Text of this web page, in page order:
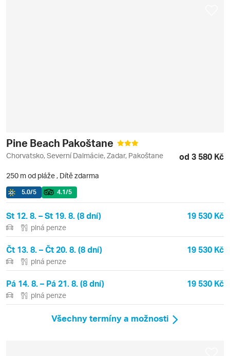
Pine Beach Pakoštane
Chorvatsko, Severní Dalmácie, Zadar, Pakoštane od 3 580 Kč
250 m od pláže , Dítě zdarma
5.0/5 4.1/5
St 12. 8. – St 19. 8. (8 dní) 19 530 Kč
plná penze
Čt 13. 8. – Čt 20. 8. (8 dní) 19 530 Kč
plná penze
Pá 14. 8. – Pá 21. 8. (8 dní) 19 530 Kč
plná penze
Všechny termíny a možnosti